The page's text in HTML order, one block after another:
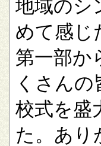
地域のシ
めて感じ
第一部か
くさん
校式を盛
た。あり